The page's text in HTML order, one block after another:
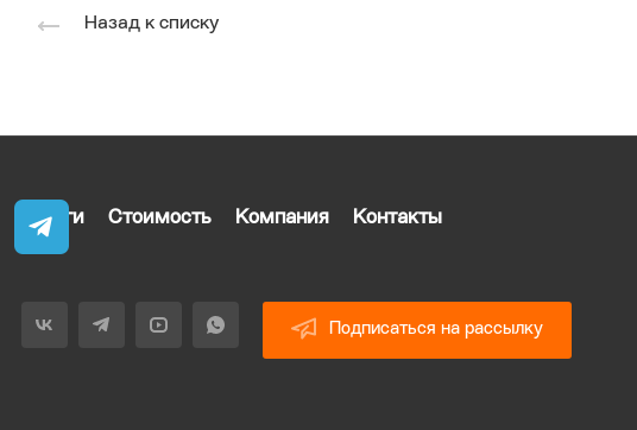
Назад к списку
Услуги Стоимость Компания Контакты
Подписаться на рассылку